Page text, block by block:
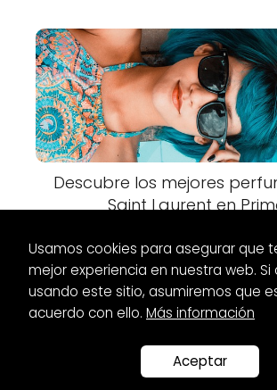
Descubre los mejores
Saint Laurent en
Vestidos para boda
encuentra tu estilo perfecto
Usamos cookies para asegurar que
mejor experiencia en nuestra web. Si
usando este sitio, asumiremos que
acuerdo con ello. Más información
Aceptar